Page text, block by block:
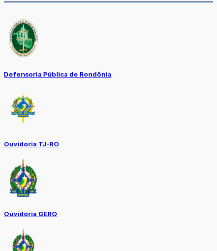
Defensoria Pública de Rondônia
Ouvidoria TJ-RO
Ouvidoria GERO